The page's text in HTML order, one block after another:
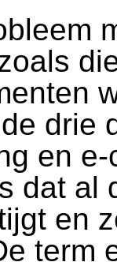
drie
en
dat al
en
term